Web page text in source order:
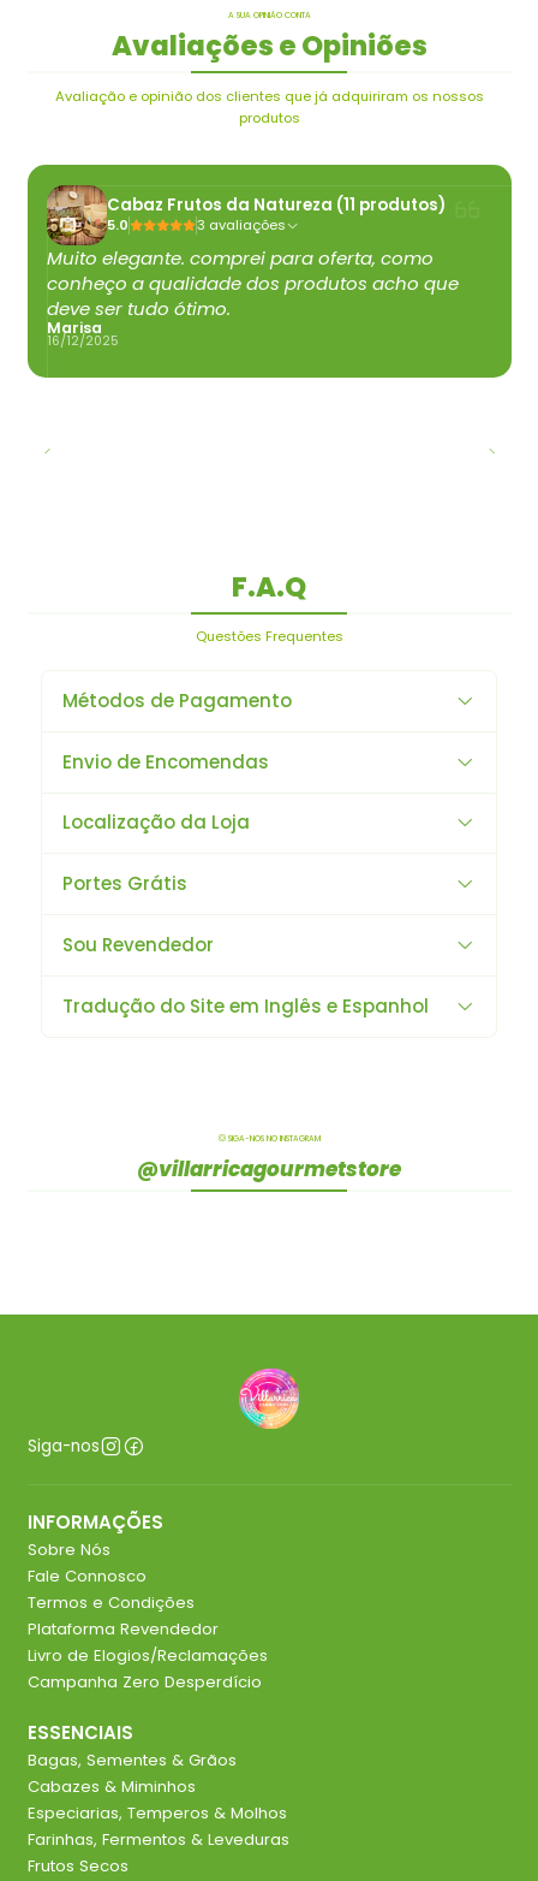
A SUA OPINIÃO CONTA
Avaliações e Opiniões
Avaliação e opinião dos clientes que já adquiriram os nossos
produtos
Cabaz Frutos da Natureza (11 produtos)
5.0 3 avaliações
Muito elegante. comprei para oferta, como
conheço a qualidade dos produtos acho que
deve ser tudo ótimo.
Marisa
16/12/2025
F.A.Q
Questões Frequentes
Métodos de Pagamento
Envio de Encomendas
Localização da Loja
Portes Grátis
Sou Revendedor
Tradução do Site em Inglês e Espanhol
SIGA-NOS NO INSTAGRAM
@villarricagourmetstore
Siga-nos
INFORMAÇÕES
Sobre Nós
Fale Connosco
Termos e Condições
Plataforma Revendedor
Livro de Elogios/Reclamações
Campanha Zero Desperdício
ESSENCIAIS
Bagas, Sementes & Grãos
Cabazes & Miminhos
Especiarias, Temperos & Molhos
Farinhas, Fermentos & Leveduras
Frutos Secos